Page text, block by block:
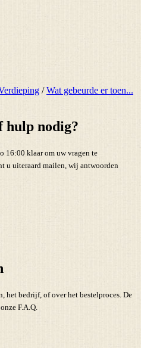
/Wat gebeurde er toen...
hulp nodig?
16:00 klaar om uw vragen te
u uiteraard mailen, wij antwoorden
het bedrijf, of over het bestelproces. De
F.A.Q.